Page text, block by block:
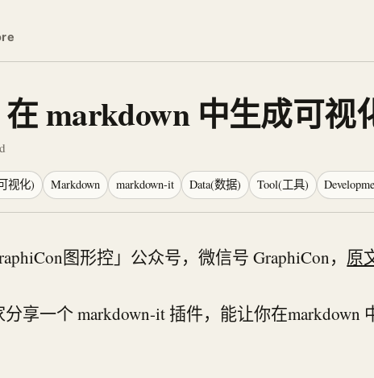
markdown 中生成可视
视化) Markdown markdown-it Data(数据) Tool(工具)
图形控」公众号，微信号 GraphiCon， 原
享一个 markdown-it 插件，能让你在markdown